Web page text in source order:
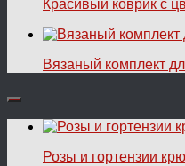
Красивый коврик с
Вязаный комплект
Розы и гортензии